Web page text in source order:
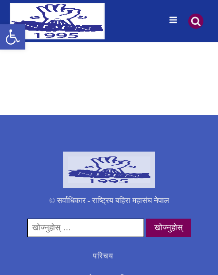
© सर्वाधिकार - राष्ट्रिय बहिरा महासंघ नेपाल
यसको
लागी
परिचय
उपकरणपट्टी खोल्नुहोस्